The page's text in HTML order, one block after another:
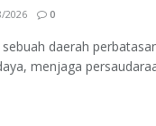
2026 0
daerah
menjaga